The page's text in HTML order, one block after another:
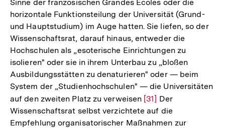
Sinne der französischen Grandes Ecoles oder die
horizontale Funktionsteilung der Universität (Grund-
und Hauptstudium) im Auge hatten. Sie liefen, so der
Wissenschaftsrat, darauf hinaus, entweder die
Hochschulen als „esoterische Einrichtungen zu
isolieren" oder sie in ihrem Unterbau zu „bloßen
Ausbildungsstätten zu denaturieren" oder — beim
System der „Studienhochschulen" — die Universitäten
auf den zweiten Platz zu verweisen Zur
Auflösung
der
[31] Der
Wissenschaftsrat selbst verzichtete auf die
Empfehlung organisatorischer Maßnahmen zur